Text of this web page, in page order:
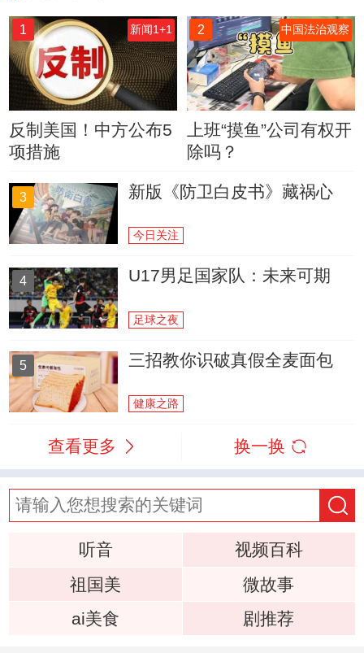
1 新闻1+1
反制美国！中方公布5
项措施
2 中国法治观察
上班“摸鱼”公司有权开
除吗？
3 新版《防卫白皮书》藏祸心
今日关注
4 U17男足国家队：未来可期
足球之夜
5 三招教你识破真假全麦面包
健康之路
查看更多 换一换
听音
视频百科
祖国美
微故事
ai美食
剧推荐